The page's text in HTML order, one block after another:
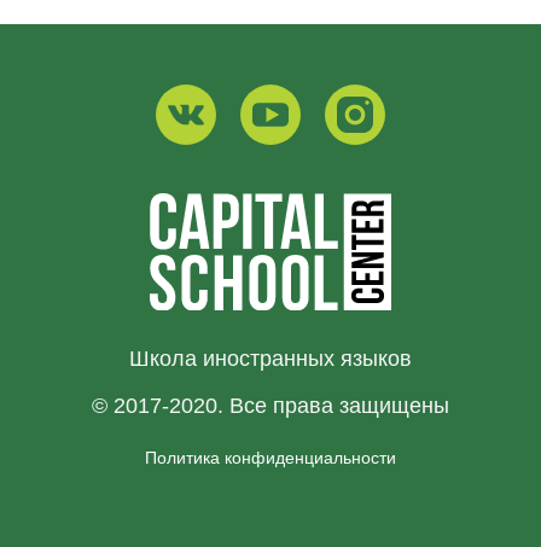
Школа иностранных языков
© 2017-2020. Все права защищены
Политика конфиденциальности